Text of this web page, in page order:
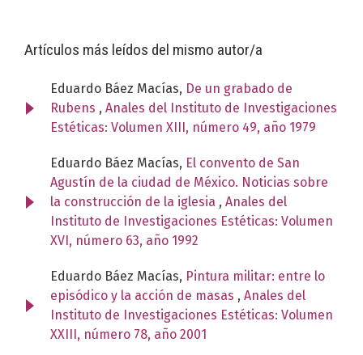
Artículos más leídos del mismo autor/a
Eduardo Báez Macías, De un grabado de
Rubens , Anales del Instituto de Investigaciones
Estéticas: Volumen XIII, número 49, año 1979
Eduardo Báez Macías, El convento de San
Agustín de la ciudad de México. Noticias sobre
la construcción de la iglesia , Anales del
Instituto de Investigaciones Estéticas: Volumen
XVI, número 63, año 1992
Eduardo Báez Macías, Pintura militar: entre lo
episódico y la acción de masas , Anales del
Instituto de Investigaciones Estéticas: Volumen
XXIII, número 78, año 2001